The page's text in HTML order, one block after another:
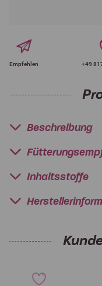
Empfehlen +49
Beschreibung
Inhaltsstoffe